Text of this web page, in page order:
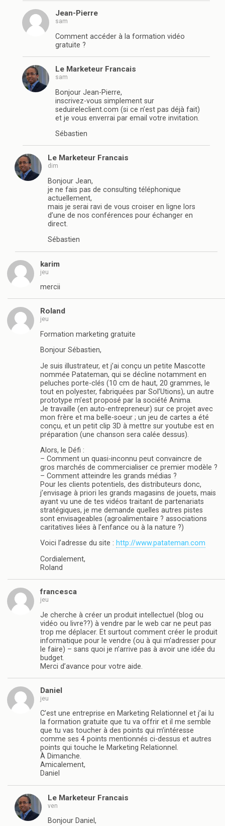
Jean-Pierre
sam
Comment accéder à la formation vidéo
gratuite ?
Le Marketeur Francais
sam
Bonjour Jean-Pierre,
inscrivez-vous simplement sur
seduireleclient.com (si ce n’est pas déjà fait)
et je vous enverrai par email votre invitation.
Sébastien
Le Marketeur Francais
dim
Bonjour Jean,
je ne fais pas de consulting téléphonique
actuellement,
mais je serai ravi de vous croiser en ligne lors
d’une de nos conférences pour échanger en
direct.
Sébastien
karim
jeu
mercii
Roland
jeu
Formation marketing gratuite
Bonjour Sébastien,
Je suis illustrateur, et j’ai conçu un petite Mascotte
nommée Patateman, qui se décline notamment en
peluches porte-clés (10 cm de haut, 20 grammes, le
tout en polyester, fabriquées par Sol’Utions), un autre
prototype m’est proposé par la société Anima.
Je travaille (en auto-entrepreneur) sur ce projet avec
mon frère et ma belle-soeur ; un jeu de cartes a été
conçu, et un petit clip 3D à mettre sur youtube est en
préparation (une chanson sera calée dessus).
Alors, le Défi :
– Comment un quasi-inconnu peut convaincre de
gros marchés de commercialiser ce premier modèle ?
– Comment atteindre les grands médias ?
Pour les clients potentiels, des distributeurs donc,
j’envisage à priori les grands magasins de jouets, mais
ayant vu une de tes vidéos traitant de partenariats
stratégiques, je me demande quelles autres pistes
sont envisageables (agroalimentaire ? associations
caritatives liées à l’enfance ou à la nature ?)
Voici l’adresse du site : http://www.patateman.com
Cordialement,
Roland
francesca
jeu
Je cherche à créer un produit intellectuel (blog ou
vidéo ou livre??) à vendre par le web car ne peut pas
trop me déplacer. Et surtout comment créer le produit
informatique pour le vendre (ou à qui m’adresser pour
le faire) – sans quoi je n’arrive pas à avoir une idée du
budget.
Merci d’avance pour votre aide.
Daniel
jeu
C’est une entreprise en Marketing Relationnel et j’ai lu
la formation gratuite que tu va offrir et il me semble
que tu vas toucher à des points qui m’intéresse
comme ses 4 points mentionnés ci-dessus et autres
points qui touche le Marketing Relationnel.
À Dimanche.
Amicalement,
Daniel
Le Marketeur Francais
ven
Bonjour Daniel,